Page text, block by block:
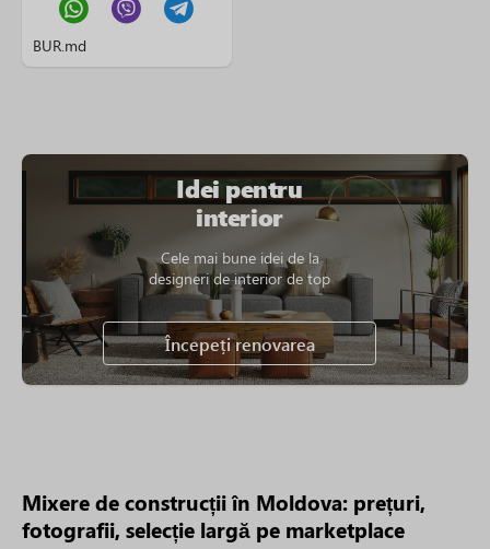
BUR.md
Idei pentru
interior
Cele mai bune idei de la
designeri de interior de top
Începeți renovarea
Mixere de construcții în Moldova: prețuri,
fotografii, selecție largă pe marketplace